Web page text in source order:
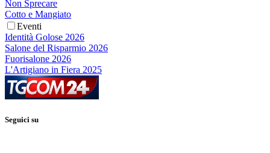
Non Sprecare
Cotto e Mangiato
Eventi
Identità Golose 2026
Salone del Risparmio 2026
Fuorisalone 2026
L'Artigiano in Fiera 2025
Seguici su